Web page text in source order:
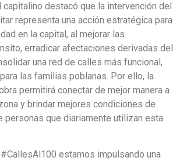
destacó que la intervención del
representa una acción estratégica para
en la capital, al mejorar las
erradicar afectaciones derivadas del
una red de calles más funcional,
las familias poblanas. Por ello, la
permitirá conectar de mejor manera a
y brindar mejores condiciones de
personas que diariamente utilizan esta
estamos impulsando una